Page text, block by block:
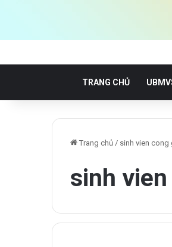
TRANG CHỦ
Trang chủ / sinh vien cong
sinh